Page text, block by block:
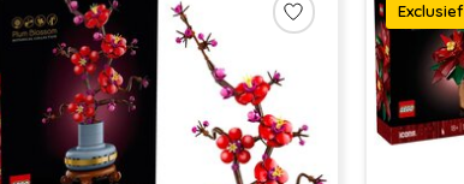
Exclusief